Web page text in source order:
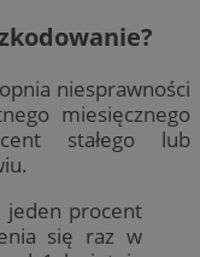
niesprawności
miesięcznego
stałego lub
jeden procent
się raz w